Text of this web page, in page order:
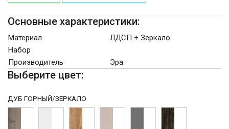
Основные характеристики:
Материал
ЛДСП + Зеркало
Набор
Производитель
Эра
Выберите цвет:
ДУБ ГОРНЫЙ/ЗЕРКАЛО